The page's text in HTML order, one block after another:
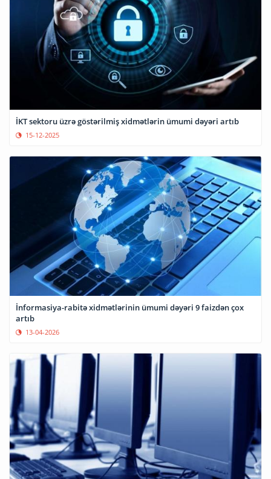
İKT sektoru üzrə göstərilmiş xidmətlərin ümumi dəyəri artıb
15-12-2025
İnformasiya-rabitə xidmətlərinin ümumi dəyəri 9 faizdən çox
artıb
13-04-2026